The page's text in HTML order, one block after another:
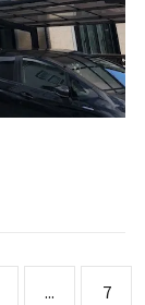
... 7